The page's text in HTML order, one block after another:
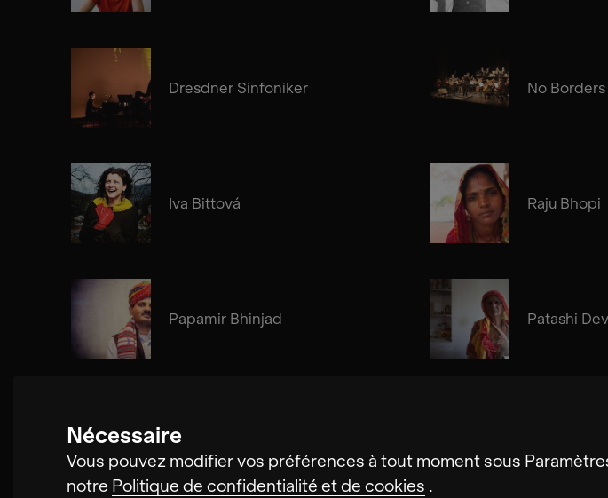
Nécessaire
Vous pouvez modifier vos préférences à tout moment sous
notre Politique de confidentialité et de cookies .
Dresdner Sinfoniker No
Iva Bittová Raju Bhopi
Papamir Bhinjad Patashi
Cosima Gerhardt